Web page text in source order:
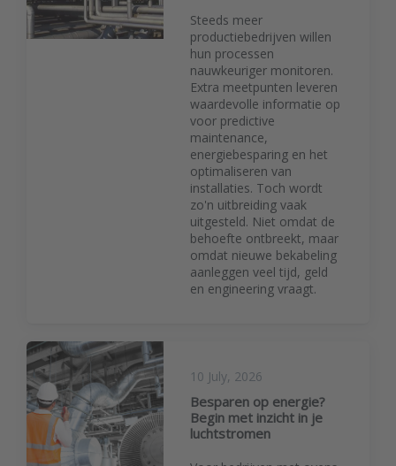
Steeds meer
productiebedrijven willen
hun processen
nauwkeuriger monitoren.
Extra meetpunten leveren
waardevolle informatie op
voor predictive
maintenance,
energiebesparing en het
optimaliseren van
installaties. Toch wordt
zo'n uitbreiding vaak
uitgesteld. Niet omdat de
behoefte ontbreekt, maar
omdat nieuwe bekabeling
aanleggen veel tijd, geld
en engineering vraagt.
10 July, 2026
Besparen op energie?
Begin met inzicht in je
luchtstromen